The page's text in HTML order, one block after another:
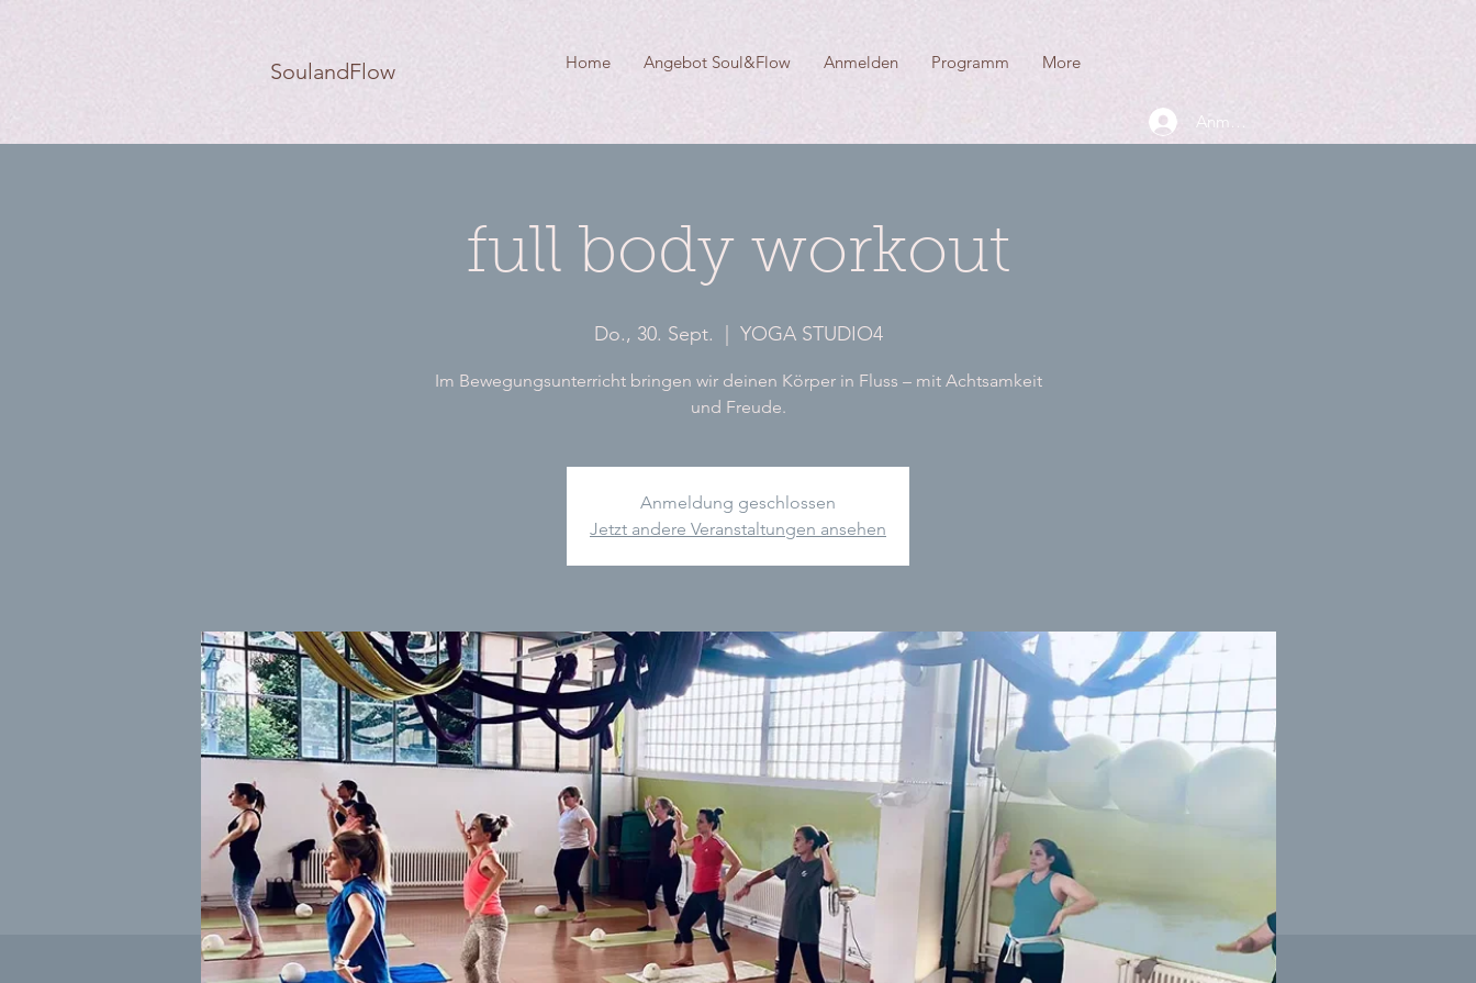
SoulandFlow Home Angebot Soul&Flow Anmelden Programm More
Anmelden
full body workout
Do., 30. Sept. YOGA STUDIO4
Im Bewegungsunterricht bringen wir deinen Körper in Fluss – mit Achtsamkeit
und Freude.
Anmeldung geschlossen
Jetzt andere Veranstaltungen ansehen